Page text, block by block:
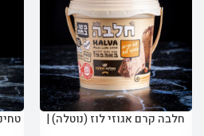
הוספה לסל
חלבה קרם אגוזי לוז (נוטלה) |